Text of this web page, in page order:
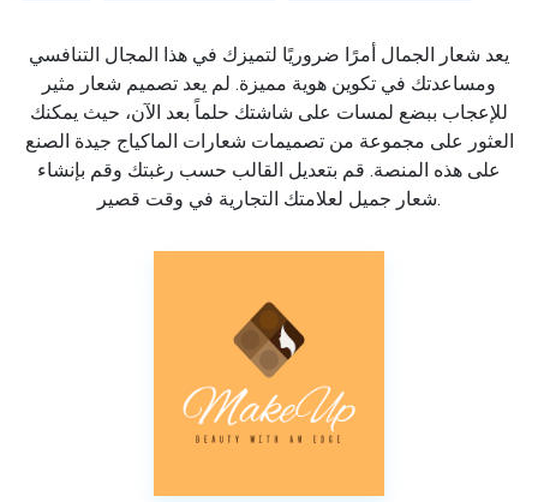
يعد شعار الجمال أمرًا ضروريًا لتميزك في هذا المجال التنافسي
ومساعدتك في تكوين هوية مميزة. لم يعد تصميم شعار مثير
للإعجاب ببضع لمسات على شاشتك حلماً بعد الآن، حيث يمكنك
العثور على مجموعة من تصميمات شعارات الماكياج جيدة الصنع
على هذه المنصة. قم بتعديل القالب حسب رغبتك وقم بإنشاء
شعار جميل لعلامتك التجارية في وقت قصير.